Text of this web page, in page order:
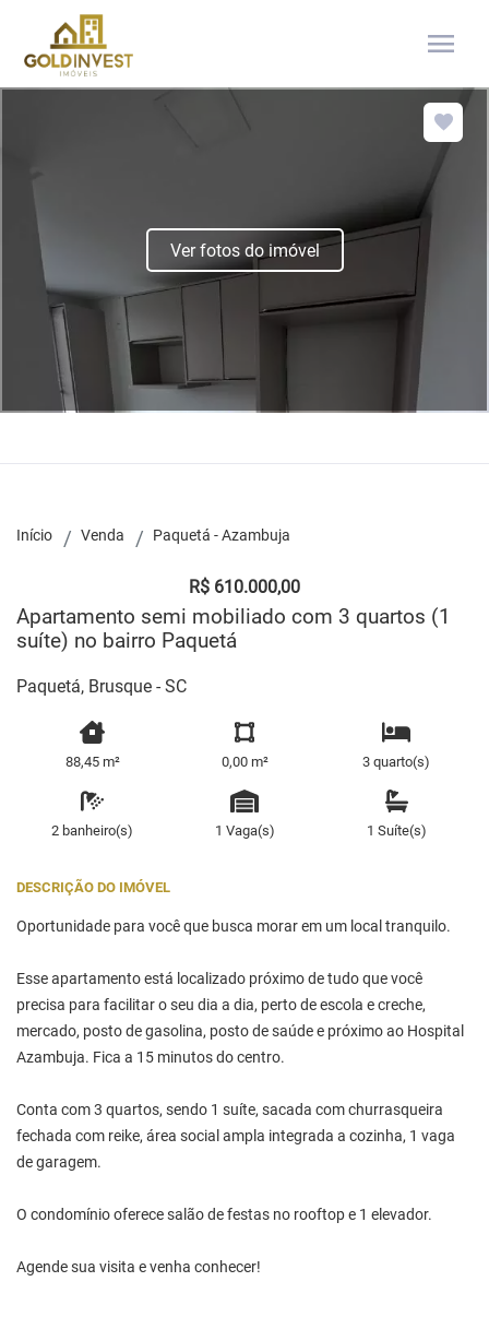
menu
Ver fotos do imóvel
Início Venda Paquetá - Azambuja
R$ 610.000,00
Apartamento semi mobiliado com 3 quartos (1
suíte) no bairro Paquetá
Paquetá, Brusque - SC
88,45 m² 0,00 m² 3 quarto(s)
2 banheiro(s) 1 Vaga(s) 1 Suíte(s)
DESCRIÇÃO DO IMÓVEL
Oportunidade para você que busca morar em um local tranquilo.
Esse apartamento está localizado próximo de tudo que você
precisa para facilitar o seu dia a dia, perto de escola e creche,
mercado, posto de gasolina, posto de saúde e próximo ao Hospital
Azambuja. Fica a 15 minutos do centro.
Conta com 3 quartos, sendo 1 suíte, sacada com churrasqueira
fechada com reike, área social ampla integrada a cozinha, 1 vaga
de garagem.
O condomínio oferece salão de festas no rooftop e 1 elevador.
Agende sua visita e venha conhecer!